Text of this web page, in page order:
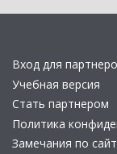
Вход для
Учебная версия
Стать партнером
Политика
Замечания по